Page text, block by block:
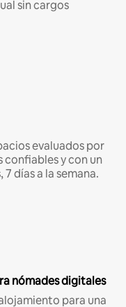
sin cargos
evaluados por
confiables y con un
días a la semana.
nómades digitales
para una